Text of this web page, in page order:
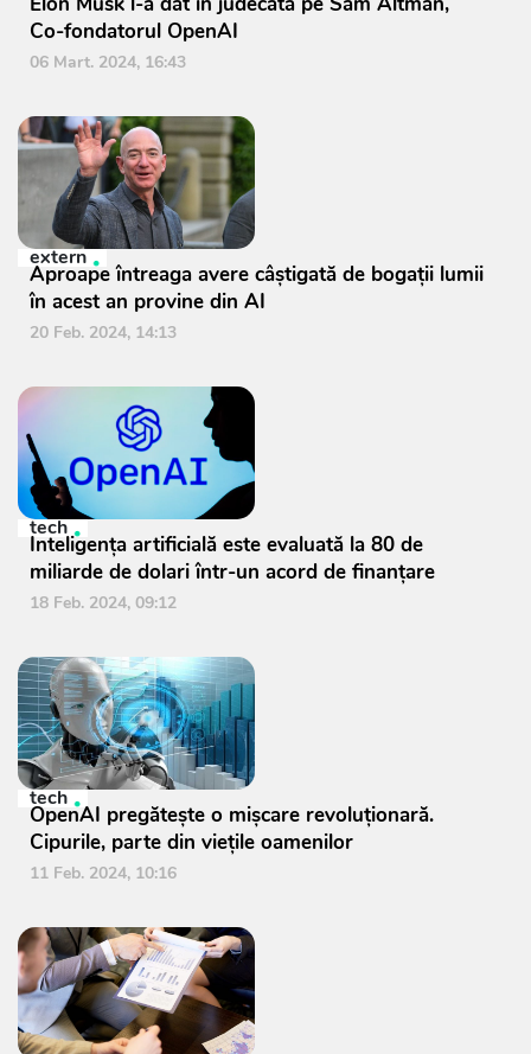
Co-fondatorul OpenAI
06 Mart. 2024, 16:43
extern
Aproape întreaga avere câștigată de bogații lumii
în acest an provine din AI
20 Feb. 2024, 14:13
tech
Inteligența artificială este evaluată la 80 de
miliarde de dolari într-un acord de finanțare
18 Feb. 2024, 09:12
tech
OpenAI pregătește o mișcare revoluționară.
Cipurile, parte din viețile oamenilor
11 Feb. 2024, 10:16